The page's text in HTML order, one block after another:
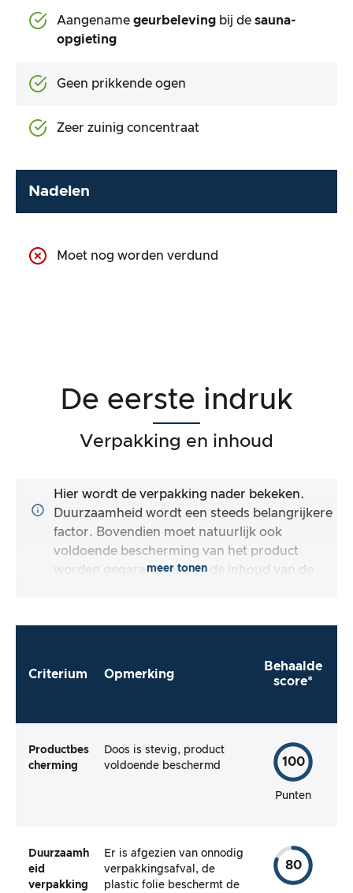
Aangename geurbeleving bij de sauna-
opgieting
Geen prikkende ogen
Zeer zuinig concentraat
Nadelen
Moet nog worden verdund
De eerste indruk
Verpakking en inhoud
Hier wordt de verpakking nader bekeken.
Duurzaamheid wordt een steeds belangrijkere
factor. Bovendien moet natuurlijk ook
voldoende bescherming van het product
worden gegarandeerd. Is de inhoud van de
product direct te gebruiken?
meer tonen
Criterium Opmerking
Behaalde
score*
Productbes
cherming
Doos is stevig, product
voldoende beschermd
100
Punten
Duurzaamh
eid
verpakking
Er is afgezien van onnodig
verpakkingsafval, de
plastic folie beschermt de
80